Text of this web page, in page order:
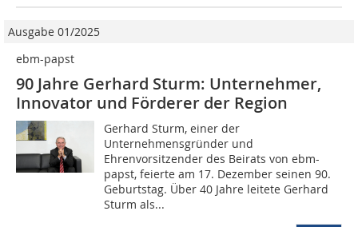
Ausgabe 01/2025
ebm-papst
90 Jahre Gerhard Sturm: Unternehmer,
Innovator und Förderer der Region
Gerhard Sturm, einer der
Unternehmensgründer und
Ehrenvorsitzender des Beirats von ebm-
papst, feierte am 17. Dezember seinen 90.
Geburtstag. Über 40 Jahre leitete Gerhard
Sturm als...